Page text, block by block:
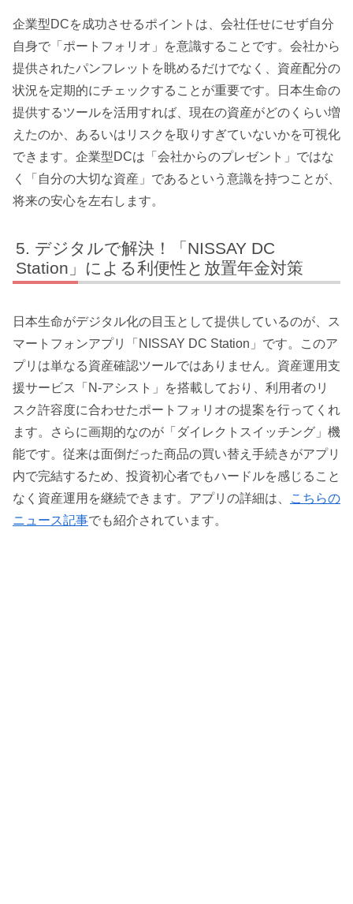
企業型DCを成功させるポイントは、会社任せにせず自分
自身で「ポートフォリオ」を意識することです。会社から
提供されたパンフレットを眺めるだけでなく、資産配分の
状況を定期的にチェックすることが重要です。日本生命の
提供するツールを活用すれば、現在の資産がどのくらい増
えたのか、あるいはリスクを取りすぎていないかを可視化
できます。企業型DCは「会社からのプレゼント」ではな
く「自分の大切な資産」であるという意識を持つことが、
将来の安心を左右します。
デジタルで解決！「NISSAY DC
Station」による利便性と放置年金対策
日本生命がデジタル化の目玉として提供しているのが、ス
マートフォンアプリ「NISSAY DC Station」です。このア
プリは単なる資産確認ツールではありません。資産運用支
援サービス「N-アシスト」を搭載しており、利用者のリ
スク許容度に合わせたポートフォリオの提案を行ってくれ
ます。さらに画期的なのが「ダイレクトスイッチング」機
能です。従来は面倒だった商品の買い替え手続きがアプリ
内で完結するため、投資初心者でもハードルを感じること
なく資産運用を継続できます。アプリの詳細は、
こちらの
ニュース記事でも紹介されています。